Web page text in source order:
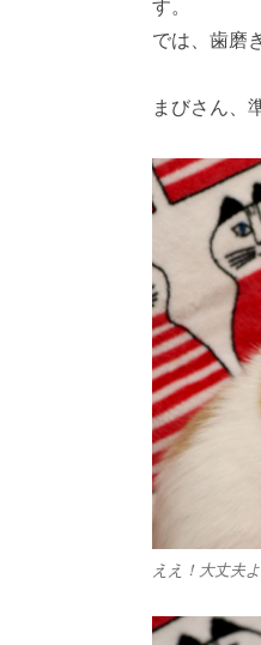
す。
では、歯磨
まびさん、
ええ！大丈夫